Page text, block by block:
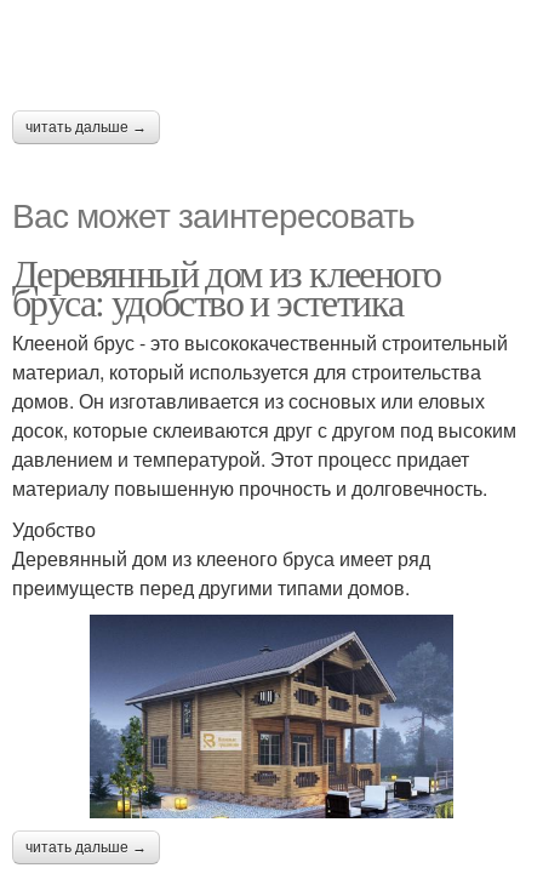
читать дальше →
Вас может заинтересовать
Деревянный дом из клееного
бруса: удобство и эстетика
Клееной брус - это высококачественный строительный
материал, который используется для строительства
домов. Он изготавливается из сосновых или еловых
досок, которые склеиваются друг с другом под высоким
давлением и температурой. Этот процесс придает
материалу повышенную прочность и долговечность.
Удобство
Деревянный дом из клееного бруса имеет ряд
преимуществ перед другими типами домов.
читать дальше →